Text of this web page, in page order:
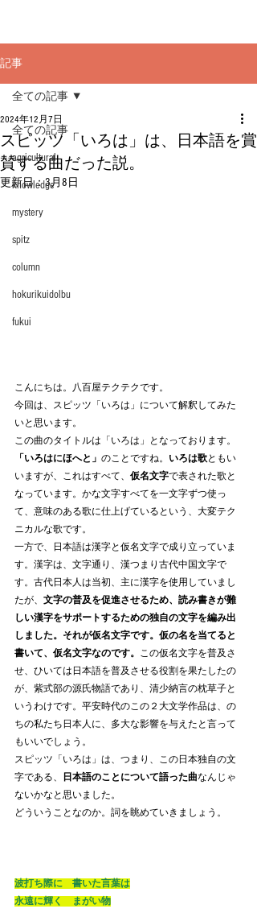
記事
全ての記事
agricultural
knowledge
mystery
spitz
column
hokurikuidolbu
fukui
全ての記事
スピッツ「いろは」は、日本語を賞
賛する曲だった説。
2024年12月7日
更新日：3月8日
こんにちは。八百屋テクテクです。
今回は、スピッツ「いろは」について解釈してみた
いと思います。
この曲のタイトルは「いろは」となっております。
「いろはにほへと」 のことですね。 いろは歌ともい
いますが、これはすべて、 仮名文字で表された歌と
なっています。かな文字すべてを一文字ずつ使っ
て、意味のある歌に仕上げているという、大変テク
ニカルな歌です。
一方で、日本語は漢字と仮名文字で成り立っていま
す。漢字は、文字通り、漢つまり古代中国文字で
す。古代日本人は当初、主に漢字を使用していまし
たが、 文字の普及を促進させるため、読み書きが難
しい漢字をサポートするための独自の文字を編み出
しました。それが仮名文字です。仮の名を当てると
書いて、仮名文字なのです。 この仮名文字を普及さ
せ、ひいては日本語を普及させる役割を果たしたの
が、紫式部の源氏物語であり、清少納言の枕草子と
いうわけです。平安時代のこの２大文学作品は、の
ちの私たち日本人に、多大な影響を与えたと言って
もいいでしょう。
スピッツ「いろは」は、つまり、この日本独自の文
字である、
日本語のことについて語った曲なんじゃ
ないかなと思いました。
どういうことなのか。詞を眺めていきましょう。
波打ち際に　書いた言葉は
永遠に輝く　まがい物